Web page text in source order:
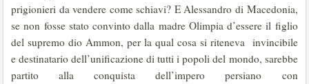
prigionieri da vendere come schiavi? E Alessandro di Macedonia,
se non fosse stato convinto dalla madre Olimpia d’essere il figlio
del supremo dio Ammon, per la qual cosa si riteneva invincibile
e destinatario dell’unificazione di tutti i popoli del mondo, sarebbe
partito alla conquista dell’impero persiano con